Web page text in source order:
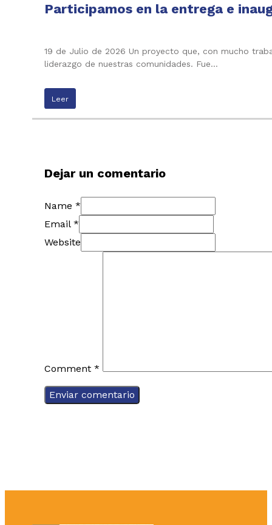
Participamos en la entrega e
19 de Julio de 2026 Un proyecto que, con mucho
liderazgo de nuestras comunidades. Fue…
Leer
Dejar un comentario
Name *
Email *
Website
Comment *